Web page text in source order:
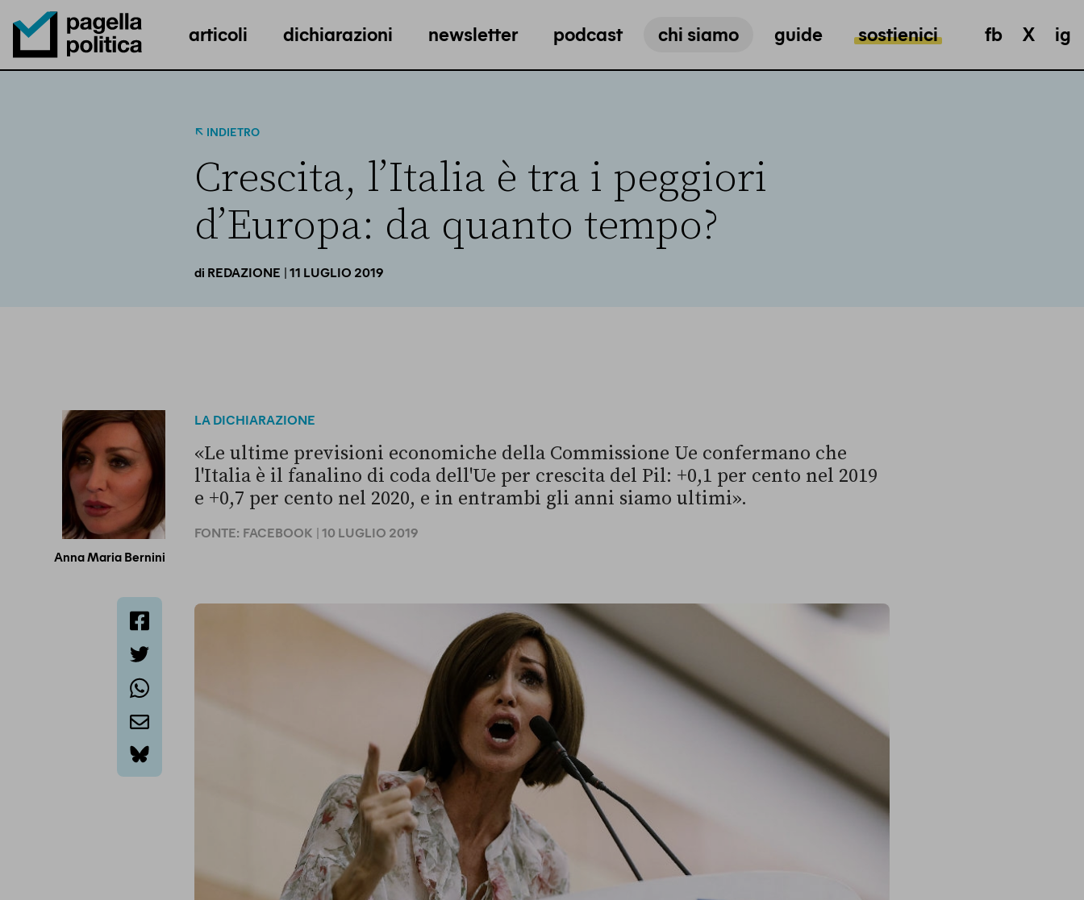
Pagella Politica Logo
articoli dichiarazioni newsletter podcast chi siamo guide sostienici fb X ig
INDIETRO
Crescita, l’Italia è tra i peggiori
d’Europa: da quanto tempo?
di REDAZIONE | 11 LUGLIO 2019
Anna Maria Bernini
LA DICHIARAZIONE
«Le ultime previsioni economiche della Commissione Ue confermano che
l'Italia è il fanalino di coda dell'Ue per crescita del Pil: +0,1 per cento nel 2019
e +0,7 per cento nel 2020, e in entrambi gli anni siamo ultimi».
FONTE: FACEBOOK | 10 LUGLIO 2019
bluesky